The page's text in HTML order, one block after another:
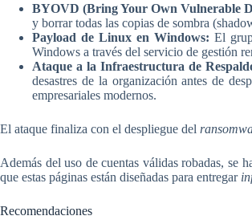
BYOVD (Bring Your Own Vulnerable
y borrar todas las copias de sombra
Payload de Linux en Windows: El
Windows a través del servicio de gestión
Ataque a la Infraestructura de
desastres de la organización antes de
empresariales modernos.
El ataque finaliza con el despliegue del
Además del uso de cuentas válidas robadas, se
que estas páginas están diseñadas para entregar
Recomendaciones